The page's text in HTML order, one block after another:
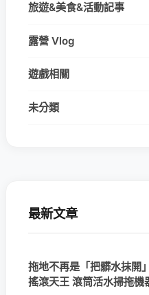
旅遊&美食&活動記事
露營 Vlog
遊戲相關
未分類
最新文章
拖地不再是「把髒水抹
搖滾天王 滾筒活水掃拖機